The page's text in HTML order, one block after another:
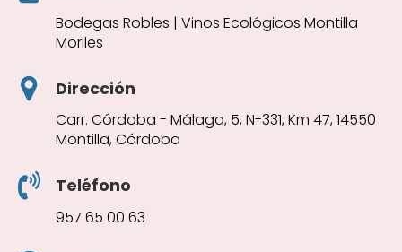
Bodegas Robles | Vinos Ecológicos Montilla
Moriles
Dirección
Carr. Córdoba - Málaga, 5, N-331, Km 47, 14550
Montilla, Córdoba
Teléfono
957 65 00 63